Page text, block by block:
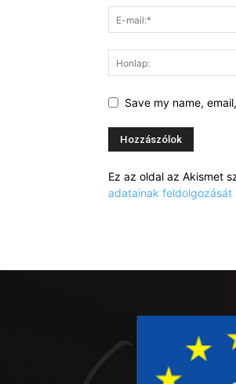
Save my name,
Ez az oldal az Akismet
adatainak feldolgozását